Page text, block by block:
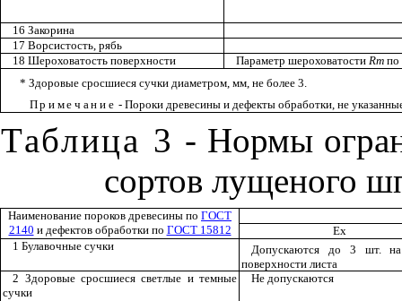
16 Закорина
17 Ворсистость, рябь
18 Шероховатость поверхности
Параметр шероховатостиRm по
* Здоровые сросшиеся сучки диаметром, мм, не более 3.
Примечание - Пороки древесины и дефекты обработки, не
Таблица 3 - Нормы
сортов лущеного
Наименование пороков древесины по ГОСТ
2140 и дефектов обработки по ГОСТ 15812 Eх
1 Булавочные сучки
Допускаются до 3 шт.
поверхности листа
2 Здоровые сросшиеся светлые и темные
сучки
Не допускаются